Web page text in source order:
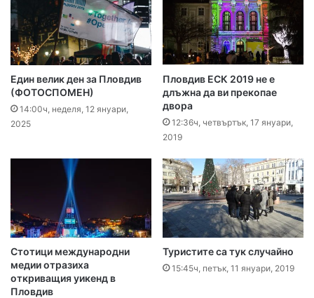
Един велик ден за Пловдив
(ФОТОСПОМЕН)
14:00ч, неделя, 12 януари,
2025
Пловдив ЕСК 2019 не е
длъжна да ви прекопае
двора
12:36ч, четвъртък, 17 януари,
2019
Стотици международни
медии отразиха
откриващия уикенд в
Пловдив
Туристите са тук случайно
15:45ч, петък, 11 януари, 2019